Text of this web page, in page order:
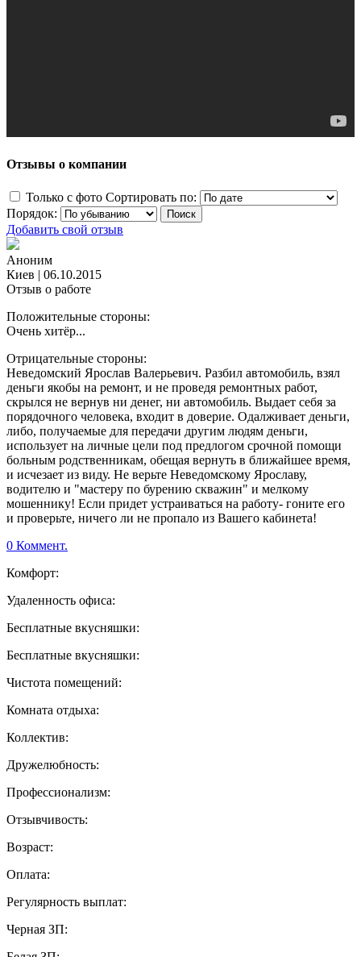
Отзывы о компании
Только с фото Сортировать по:
Порядок:
Добавить свой отзыв
Аноним
Киев | 06.10.2015
Отзыв о работе
Положительные стороны:
Очень хитёр...
Отрицательные стороны:
Неведомский Ярослав Валерьевич. Разбил автомобиль, взял
деньги якобы на ремонт, и не проведя ремонтных работ,
скрылся не вернув ни денег, ни автомобиль. Выдает себя за
порядочного человека, входит в доверие. Одалживает деньги,
либо, получаемые для передачи другим людям деньги,
использует на личные цели под предлогом срочной помощи
больным родственникам, обещая вернуть в ближайшее время,
и исчезает из виду. Не верьте Неведомскому Ярославу,
водителю и "мастеру по бурению скважин" и мелкому
мошеннику! Если придет устраиваться на работу- гоните его
и проверьте, ничего ли не пропало из Вашего кабинета!
0 Коммент.
Комфорт:
Удаленность офиса:
Бесплатные вкусняшки:
Бесплатные вкусняшки:
Чистота помещений:
Комната отдыха:
Коллектив:
Дружелюбность:
Профессионализм:
Отзывчивость:
Возраст:
Оплата:
Регулярность выплат:
Черная ЗП: